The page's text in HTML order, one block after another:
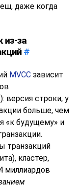
даже когда
из-за
#
MVCC зависит
): версия строки, у
больше, чем
«к будущему» и
транзакций
кластер,
миллиардов